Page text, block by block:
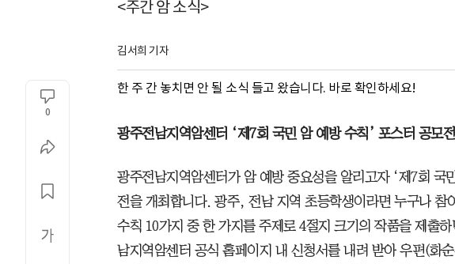
<주간 암 소식>
김서희 기자
0
한 주 간 놓치면 안 될 소식 들고 왔습니다. 바로 확인하세요!
광주전남지역암센터 ‘제7회 국민 암 예방 수칙’ 포스터 공모
광주전남지역암센터가 암 예방 중요성을 알리고자 ‘제7회 국
전을 개최합니다. 광주, 전남 지역 초등학생이라면 누구나 참
수칙 10가지 중 한 가지를 주제로 4절지 크기의 작품을 제출
남지역암센터 공식 홈페이지 내 신청서를 내려 받아 우편(화